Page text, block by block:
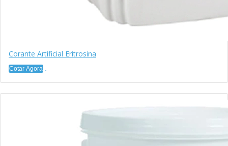
Corante Artificial Eritrosina
Cotar Agora